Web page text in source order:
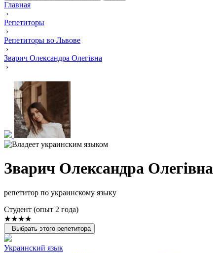
Главная
›
Репетиторы
›
Репетиторы во Львове
›
Зварич Олександра Олегівна
›
Зварич Олександра Олегівна
репетитор по украинскому языку
Cтудент (опыт 2 года)
★★★★
Выбрать этого репетитора
Украинский язык